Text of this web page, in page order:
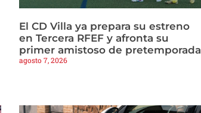
El CD Villa ya prepara su estreno
en Tercera RFEF y afronta su
primer amistoso de pretemporada
agosto 7, 2026